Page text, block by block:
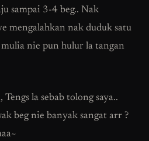
sampai 3-4 beg.. Nak
mengalahkan nak duduk satu
nie pun hulur la tangan
la sebab tolong saya..
beg nie banyak sangat arr ?